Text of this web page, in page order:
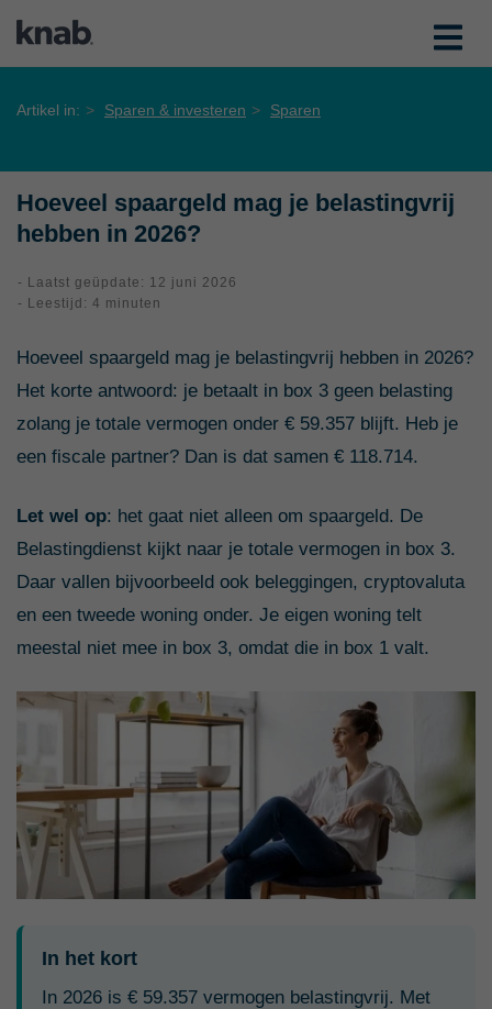
Artikel in: Sparen & investeren Sparen
Hoeveel spaargeld mag je belastingvrij
hebben in 2026?
- Laatst geüpdate: 12 juni 2026
- Leestijd: 4 minuten
Hoeveel spaargeld mag je belastingvrij hebben in 2026?
Het korte antwoord: je betaalt in box 3 geen belasting
zolang je totale vermogen onder € 59.357 blijft. Heb je
een fiscale partner? Dan is dat samen € 118.714.
Let wel op: het gaat niet alleen om spaargeld. De
Belastingdienst kijkt naar je totale vermogen in box 3.
Daar vallen bijvoorbeeld ook beleggingen, cryptovaluta
en een tweede woning onder. Je eigen woning telt
meestal niet mee in box 3, omdat die in box 1 valt.
In het kort
In 2026 is € 59.357 vermogen belastingvrij. Met